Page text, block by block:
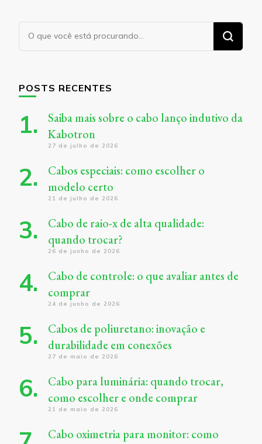
Procurando
algo?
POSTS RECENTES
Saiba mais sobre o cabo lanço indutivo da
Kabotron
27 de julho de 2026
Cabos especiais: como escolher o
modelo certo
21 de julho de 2026
Cabo de raio-x de alta qualidade:
quando trocar?
26 de junho de 2026
Cabo de controle: o que avaliar antes de
comprar
24 de junho de 2026
Cabos de poliuretano: inovação e
durabilidade em conexões
27 de maio de 2026
Cabo para luminária: quando trocar,
como escolher e onde comprar
21 de maio de 2026
Cabo oximetria para monitor: como